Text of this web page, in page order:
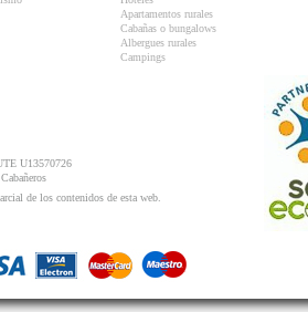
Apartamentos rurales
Cabañas o bungalows
Albergues rurales
Campings
U13570726
de los contenidos de esta web.